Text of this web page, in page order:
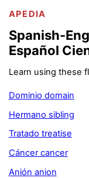
APEDIA
Spanish-
Español
Learn using these
Dominio domain
Hermano sibling
Tratado treatise
Cáncer cancer
Anión anion